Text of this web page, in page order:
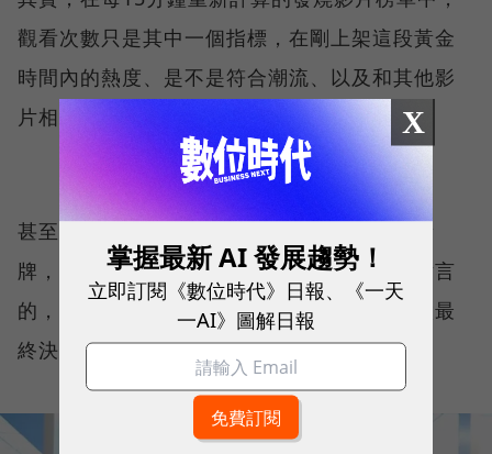
觀看次數只是其中一個指標，在剛上架這段黃金
時間內的熱度、是不是符合潮流、以及和其他影
片相比的反應如何，這些都很重要。
甚至有創作者抱怨本來有上發燒，後來被發黃
牌，就跟著盈利狀態一起從榜上消失了。不諱言
的，發燒雖然基於機器篩選，最後還是人工做最
終決定。
X
掌握最新 AI 發展趨勢！
立即訂閱《數位時代》日報、《一天
一AI》圖解日報